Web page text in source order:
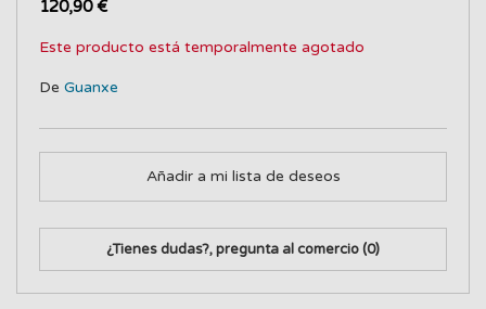
120,90 €
Este producto está temporalmente agotado
De Guanxe
Añadir a mi lista de deseos
¿Tienes dudas?, pregunta al comercio(0)